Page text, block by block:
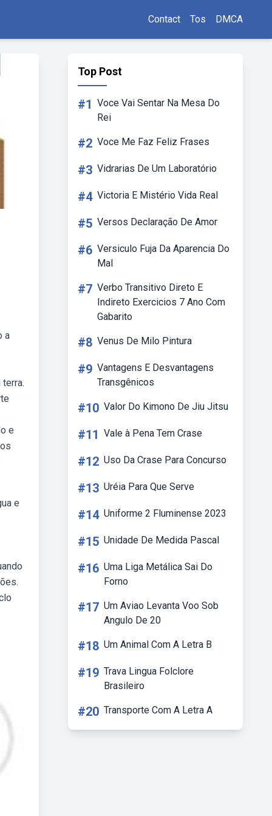
Contact Tos DMCA
a
e
e
Top Post
#1 Voce Vai Sentar Na Mesa Do
Rei
#2 Voce Me Faz Feliz Frases
#3 Vidrarias De Um Laboratório
#4 Victoria E Mistério Vida Real
#5 Versos Declaração De Amor
#6 Versiculo Fuja Da Aparencia Do
Mal
#7 Verbo Transitivo Direto E
Indireto Exercicios 7 Ano Com
Gabarito
#8 Venus De Milo Pintura
#9 Vantagens E Desvantagens
Transgênicos
#10 Valor Do Kimono De Jiu Jitsu
#11 Vale à Pena Tem Crase
#12 Uso Da Crase Para Concurso
#13 Uréia Para Que Serve
#14 Uniforme 2 Fluminense 2023
#15 Unidade De Medida Pascal
#16 Uma Liga Metálica Sai Do
Forno
#17 Um Aviao Levanta Voo Sob
Angulo De 20
#18 Um Animal Com A Letra B
#19 Trava Lingua Folclore
Brasileiro
#20 Transporte Com A Letra A